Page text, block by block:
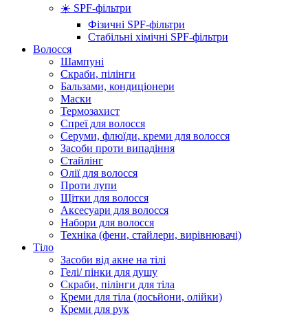
☀️ SPF-фільтри
Фізичні SPF-фільтри
Стабільні хімічні SPF-фільтри
Волосся
Шампуні
Скраби, пілінги
Бальзами, кондиціонери
Маски
Термозахист
Спреї для волосся
Серуми, флюїди, креми для волосся
Засоби проти випадіння
Стайлінг
Олії для волосся
Проти лупи
Щітки для волосся
Аксесуари для волосся
Набори для волосся
Техніка (фени, стайлери, вирівнювачі)
Тіло
Засоби від акне на тілі
Гелі/ пінки для душу
Скраби, пілінги для тіла
Креми для тіла (лосьйони, олійки)
Креми для рук